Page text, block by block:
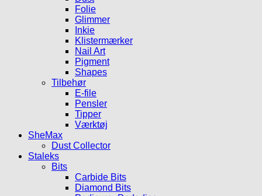
Folie
Glimmer
Inkie
Klistermærker
Nail Art
Pigment
Shapes
Tilbehør
E-file
Pensler
Tipper
Værktøj
SheMax
Dust Collector
Staleks
Bits
Carbide Bits
Diamond Bits